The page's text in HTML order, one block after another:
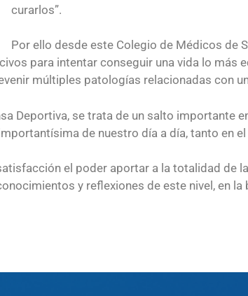
curarlos”.
Por ello desde este Colegio de Médicos de
para intentar conseguir una vida lo más
múltiples patologías relacionadas con
Deportiva, se trata de un salto importante
de nuestro día a día, tanto en
el poder aportar a la totalidad de
y reflexiones de este nivel, en